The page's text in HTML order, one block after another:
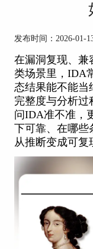
发布时间：2026-01-
在漏洞复现、兼
类场景里，IDA
态结果能不能当
完整度与分析过
问IDA准不准，
下可靠、在哪些
从推断变成可复